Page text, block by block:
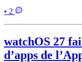
• 2
watchOS 27
d’apps de